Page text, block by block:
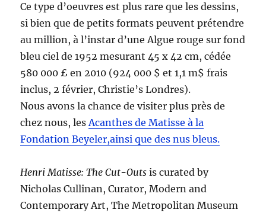
Ce type d’oeuvres est plus rare que les dessins,
si bien que de petits formats peuvent prétendre
au million, à l’instar d’une Algue rouge sur fond
bleu ciel de 1952 mesurant 45 x 42 cm, cédée
580 000 £ en 2010 (924 000 $ et 1,1 m$ frais
inclus, 2 février, Christie’s Londres).
Nous avons la chance de visiter plus près de
chez nous, lesAcanthes de Matisse à la
Fondation Beyeler,ainsi que des nus bleus.
Henri Matisse: The Cut-Outs is curated by
Nicholas Cullinan, Curator, Modern and
Contemporary Art, The Metropolitan Museum